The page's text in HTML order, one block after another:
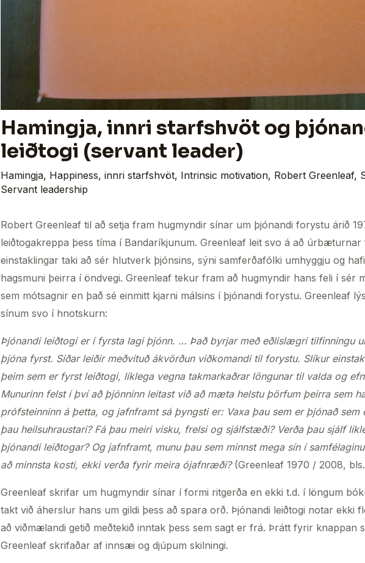
Hamingja, innri starfshvöt og
leiðtogi (servant leader)
Hamingja, Happiness, innri starfshvöt, Intrinsic motivation, Robert Greenleaf,
Servant leadership
Robert Greenleaf til að setja fram hugmyndir sínar um þjónandi forystu árið
leiðtogakreppa þess tíma í Bandaríkjunum. Greenleaf leit svo á að
einstaklingar taki að sér hlutverk þjónsins, sýni samferðafólki umhyggju og
hagsmuni þeirra í öndvegi. Greenleaf tekur fram að hugmyndir hans feli í sér
sem mótsagnir en það sé einmitt kjarni málsins í þjónandi forystu. Greenleaf
sínum svo í hnotskurn:
Þjónandi leiðtogi er í fyrsta lagi þjónn. … Það byrjar með eðlislægri tilfinningu
þjóna fyrst. Síðar leiðir meðvituð ákvörðun viðkomandi til forystu. Slíkur
þeim sem er fyrst leiðtogi, líklega vegna takmarkaðrar löngunar til valda og
Munurinn felst í því að þjónninn leitast við að mæta helstu þörfum þeirra sem
prófsteinninn á þetta, og jafnframt sá þyngsti er: Vaxa þau sem er þjónað sem
þau heilsuhraustari? Fá þau meiri visku, frelsi og sjálfstæði? Verða þau sjálf
þjónandi leiðtogar? Og jafnframt, munu þau sem minnst mega sín í
að minnsta kosti, ekki verða fyrir meira ójafnræði? (Greenleaf 1970 / 2008,
Greenleaf skrifar um hugmyndir sínar í formi ritgerða en ekki t.d. í löngum
takt við áherslur hans um gildi þess að spara orð. Þjónandi leiðtogi notar ekki
að viðmælandi getið meðtekið inntak þess sem sagt er frá. Þrátt fyrir knappan
Greenleaf skrifaðar af innsæi og djúpum skilningi.